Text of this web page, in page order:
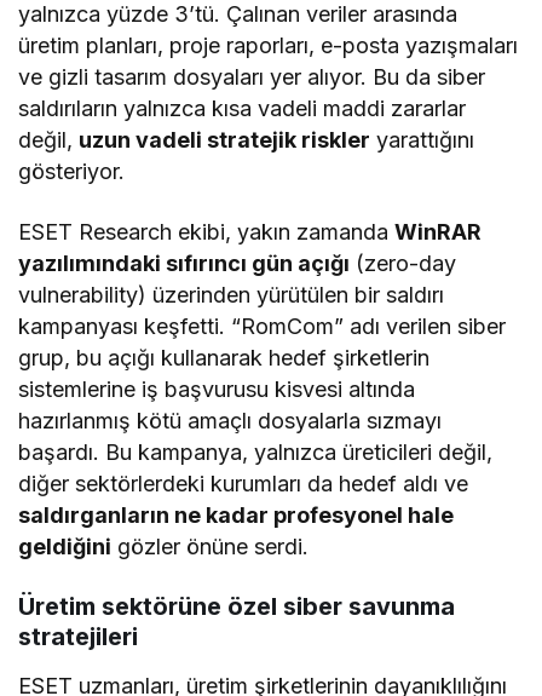
yalnızca yüzde 3’tü. Çalınan veriler arasında
üretim planları, proje raporları, e-posta yazışmaları
ve gizli tasarım dosyaları yer alıyor. Bu da siber
saldırıların yalnızca kısa vadeli maddi zararlar
değil, uzun vadeli stratejik riskler yarattığını
gösteriyor.
ESET Research ekibi, yakın zamandaWinRAR
yazılımındaki sıfırıncı gün açığı (zero-day
vulnerability) üzerinden yürütülen bir saldırı
kampanyası keşfetti. “RomCom” adı verilen siber
grup, bu açığı kullanarak hedef şirketlerin
sistemlerine iş başvurusu kisvesi altında
hazırlanmış kötü amaçlı dosyalarla sızmayı
başardı. Bu kampanya, yalnızca üreticileri değil,
diğer sektörlerdeki kurumları da hedef aldı ve
saldırganların ne kadar profesyonel hale
geldiğini gözler önüne serdi.
Üretim sektörüne özel siber savunma
stratejileri
ESET uzmanları, üretim şirketlerinin dayanıklılığını